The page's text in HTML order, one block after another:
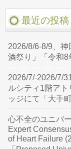
最近の投稿
2026/8/6-8/9、
酒祭り」「令和8
2026/7/-2026/7/
ルシティ1階ア
ッジにて「大手
心不全のユニバ
Expert
of Heart Failure